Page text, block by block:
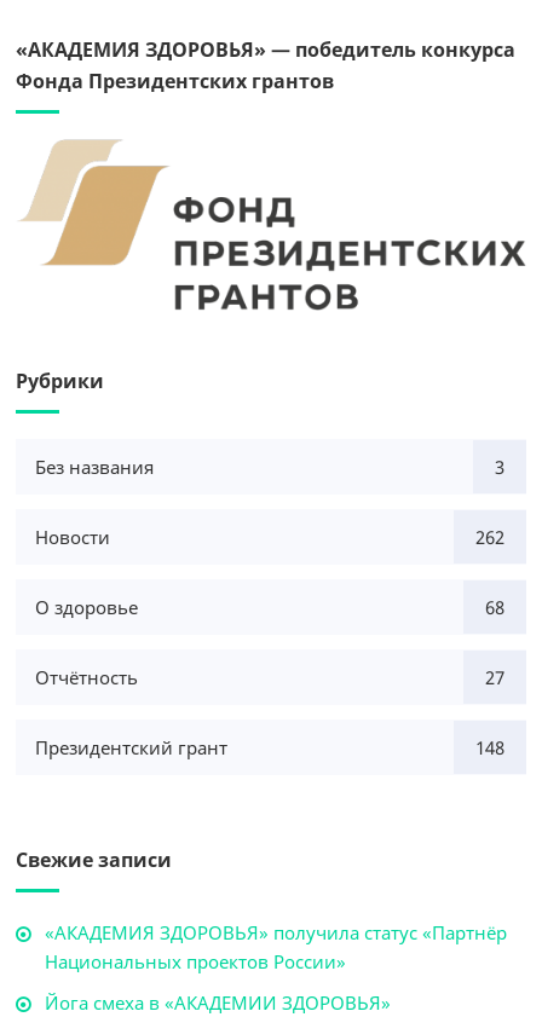
«АКАДЕМИЯ ЗДОРОВЬЯ» — победитель конкурса
Фонда Президентских грантов
Рубрики
Без названия 3
Новости 262
О здоровье 68
Отчётность 27
Президентский грант 148
Свежие записи
«АКАДЕМИЯ ЗДОРОВЬЯ» получила статус «Партнёр
Национальных проектов России»
Йога смеха в «АКАДЕМИИ ЗДОРОВЬЯ»